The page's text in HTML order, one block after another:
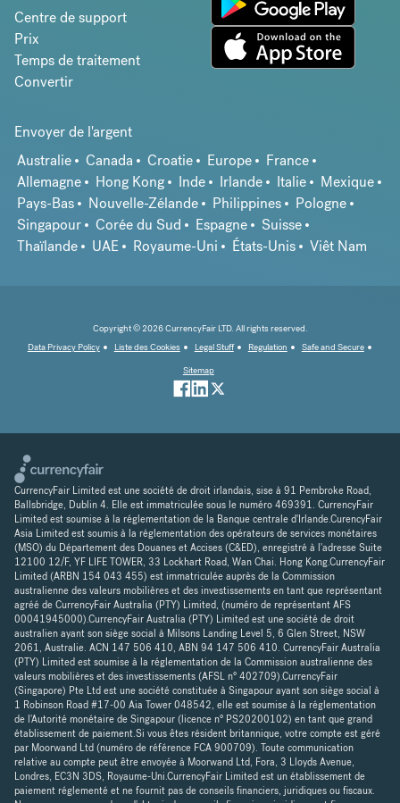
Centre de support
Prix
Temps de traitement
Convertir
Envoyer de l'argent
Australie
Canada Croatie Europe
France
Allemagne
Hong Kong Inde Irlande Italie
Mexique
Pays-Bas
Nouvelle-Zélande Philippines
Pologne
Singapour
Corée du Sud Espagne
Suisse
Thaïlande
UAE Royaume-Uni États-Unis Viêt Nam
Copyright © 2026 CurrencyFair LTD. All rights reserved.
Data Privacy Policy
Liste des Cookies Legal Stuff Regulation
Safe and Secure
Sitemap
CurrencyFair Limited est une société de droit irlandais, sise à 91 Pembroke Road,
Ballsbridge, Dublin 4. Elle est immatriculée sous le numéro 469391. CurrencyFair
Limited est soumise à la réglementation de la Banque centrale d'Irlande.CurencyFair
Asia Limited est soumis à la réglementation des opérateurs de services monétaires
(MSO) du Département des Douanes et Accises (C&ED), enregistré à l'adresse Suite
12100 12/F, YF LIFE TOWER, 33 Lockhart Road, Wan Chai. Hong Kong.CurrencyFair
Limited (ARBN 154 043 455) est immatriculée auprès de la Commission
australienne des valeurs mobilières et des investissements en tant que représentant
agréé de CurrencyFair Australia (PTY) Limited, (numéro de représentant AFS
00041945000).CurrencyFair Australia (PTY) Limited est une société de droit
australien ayant son siège social à Milsons Landing Level 5, 6 Glen Street, NSW
2061, Australie. ACN 147 506 410, ABN 94 147 506 410. CurrencyFair Australia
(PTY) Limited est soumise à la réglementation de la Commission australienne des
valeurs mobilières et des investissements (AFSL n° 402709).CurrencyFair
(Singapore) Pte Ltd est une société constituée à Singapour ayant son siège social à
1 Robinson Road #17-00 Aia Tower 048542, elle est soumise à la réglementation
de l'Autorité monétaire de Singapour (licence n° PS20200102) en tant que grand
établissement de paiement.Si vous êtes résident britannique, votre compte est géré
par Moorwand Ltd (numéro de référence FCA 900709). Toute communication
relative au compte peut être envoyée à Moorwand Ltd, Fora, 3 Lloyds Avenue,
Londres, EC3N 3DS, Royaume-Uni.CurrencyFair Limited est un établissement de
paiement réglementé et ne fournit pas de conseils financiers, juridiques ou fiscaux.